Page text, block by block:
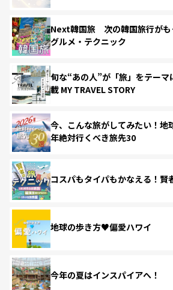
Next韓国旅 次の韓国旅行がも
グルメ・テクニック
旬な“あの人”が「旅」をテー
載 MY TRAVEL STORY
今、こんな旅がしてみたい！地
年絶対行くべき旅先30
コスパもタイパもかなえる！賢
地球の歩き方♥偏愛ハワイ
今年の夏はインスパイアへ！